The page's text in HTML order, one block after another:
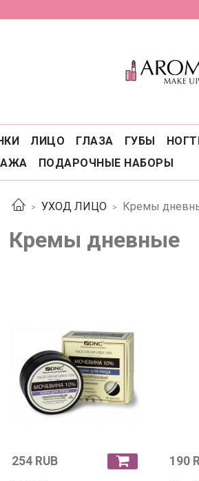
ЛИЦО ГЛАЗА ГУБЫ
ПОДАРОЧНЫЕ НАБОРЫ
УХОД ЛИЦО Кремы
Кремы дневные
254 RUB 190